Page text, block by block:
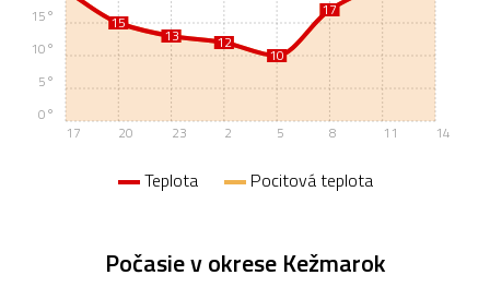
15
13 12
10
17
15
13 12
10
17
17 20 23 2 5 8 11 14
0°
5°
10°
15°
Teplota Pocitová teplota
Počasie v okrese Kežmarok